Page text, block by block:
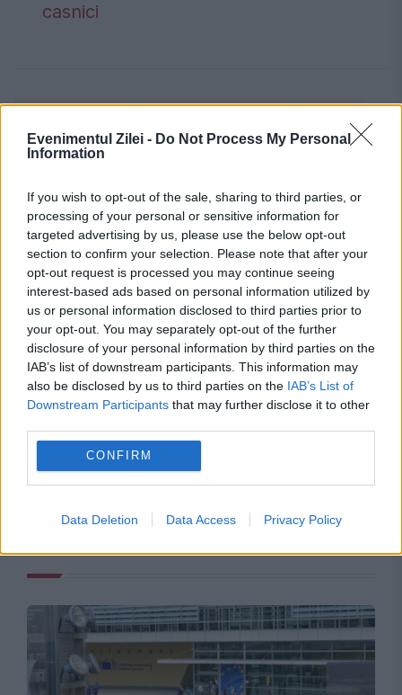
Evenimentul Zilei - Do Not Process My Personal
Information
If you wish to opt-out of the sale, sharing to third parties, or
processing of your personal or sensitive information for
targeted advertising by us, please use the below opt-out
section to confirm your selection. Please note that after your
opt-out request is processed you may continue seeing
interest-based ads based on personal information utilized by
us or personal information disclosed to third parties prior to
your opt-out. You may separately opt-out of the further
disclosure of your personal information by third parties on the
IAB’s list of downstream participants. This information may
also be disclosed by us to third parties on the IAB’s List of
Downstream Participants that may further disclose it to other
CONFIRM
Data Deletion Data Access Privacy Policy
casnici
jean claude junker
Recomandările noastre